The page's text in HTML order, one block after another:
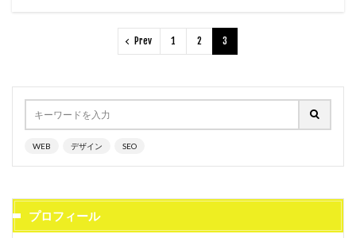
Prev 1 2 3
WEB デザイン SEO
プロフィール